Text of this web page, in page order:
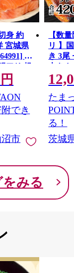
身 約
宮城県
鮭
アリ 規
け サケ
切り身
かず 弁
ン 銀鮭
あり
円
でき
市
【数
リ 】
き 3尾
大き
レ・
鰻 ふ
な重
茨城
と納
たま
る！
茨城
みる